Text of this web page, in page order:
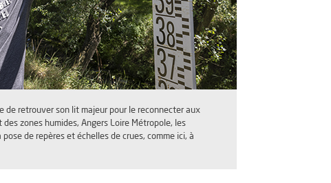
de retrouver son lit majeur pour le reconnecter aux
zones humides, Angers Loire Métropole, les
de repères et échelles de crues, comme ici, à